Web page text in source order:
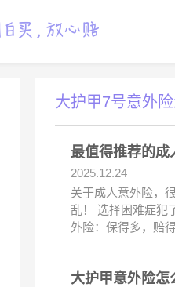
大护甲7号意外
最值得推荐的成
2025.12.24
关于成人意外险，
乱！ 选择困难症犯
外险：保得多，赔
大护甲意外险怎